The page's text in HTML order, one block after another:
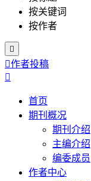
按关键词
按作者

作者投稿

首页
期刊概况
期刊介绍
主编介绍
编委成员
作者中心